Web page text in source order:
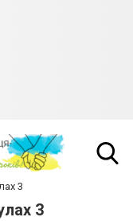
3
3